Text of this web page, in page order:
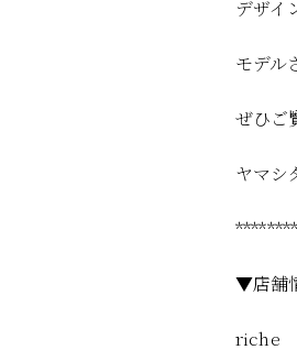
デザ
モデル
ぜひご
ヤマシ
▼店舗
riche